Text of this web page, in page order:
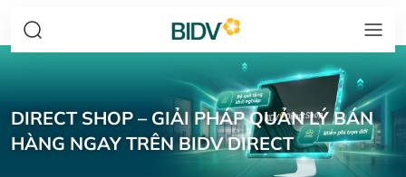
DIRECT SHOP – GIẢI PHÁP QUẢN LÝ BÁN
HÀNG NGAY TRÊN BIDV DIRECT